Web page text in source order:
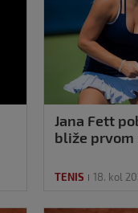
Jana Fett
bliže prvom
TENIS 18. kol